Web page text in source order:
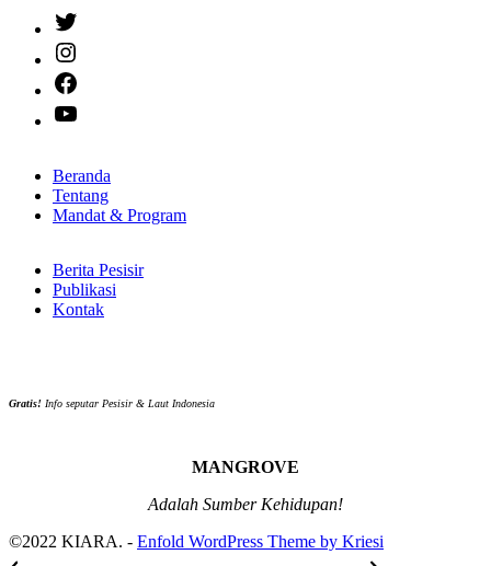
Beranda
Tentang
Mandat & Program
Berita Pesisir
Publikasi
Kontak
Gratis! Info seputar Pesisir & Laut Indonesia
MANGROVE
Adalah Sumber Kehidupan!
©2022 KIARA. - Enfold WordPress Theme by Kriesi